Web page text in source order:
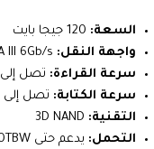
السعة:
واجهة النقل:
سرعة القراءة: تصل إلى 550MB/s
سرعة الكتابة: تصل إلى 420MB/s
التقنية:
التحمل: يدعم حتى 40TBW (تيرا بايت كتابة)